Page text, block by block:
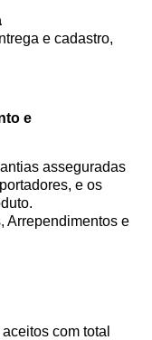
e cadastro,
e
asseguradas
e os
Arrependimentos e
com total